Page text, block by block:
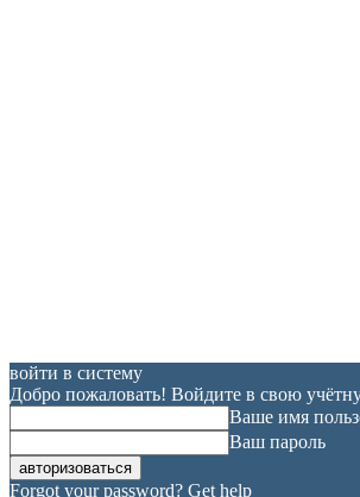
войти в систему
Добро пожаловать! Войдите в свою
Ваше имя
Ваш пароль
Forgot your password? Get help